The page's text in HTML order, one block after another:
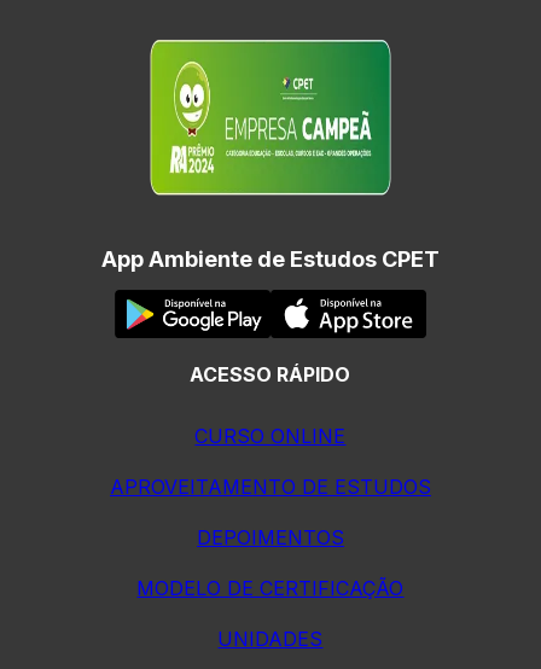
App Ambiente de Estudos CPET
ACESSO RÁPIDO
CURSO ONLINE
APROVEITAMENTO DE ESTUDOS
DEPOIMENTOS
MODELO DE CERTIFICAÇÃO
UNIDADES